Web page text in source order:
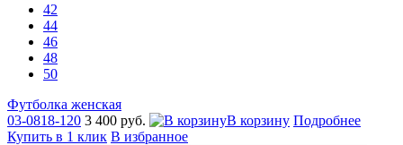
42
44
46
48
50
Футболка женская
03-0818-120 3 400 руб. В корзину Подробнее
Купить в 1 клик В избранное